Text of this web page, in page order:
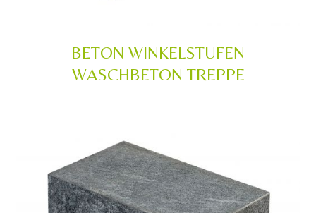
BETON WINKELSTUFEN
WASCHBETON TREPPE